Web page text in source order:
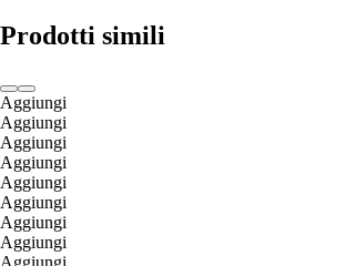
Prodotti simili
Aggiungi
Aggiungi
Aggiungi
Aggiungi
Aggiungi
Aggiungi
Aggiungi
Aggiungi